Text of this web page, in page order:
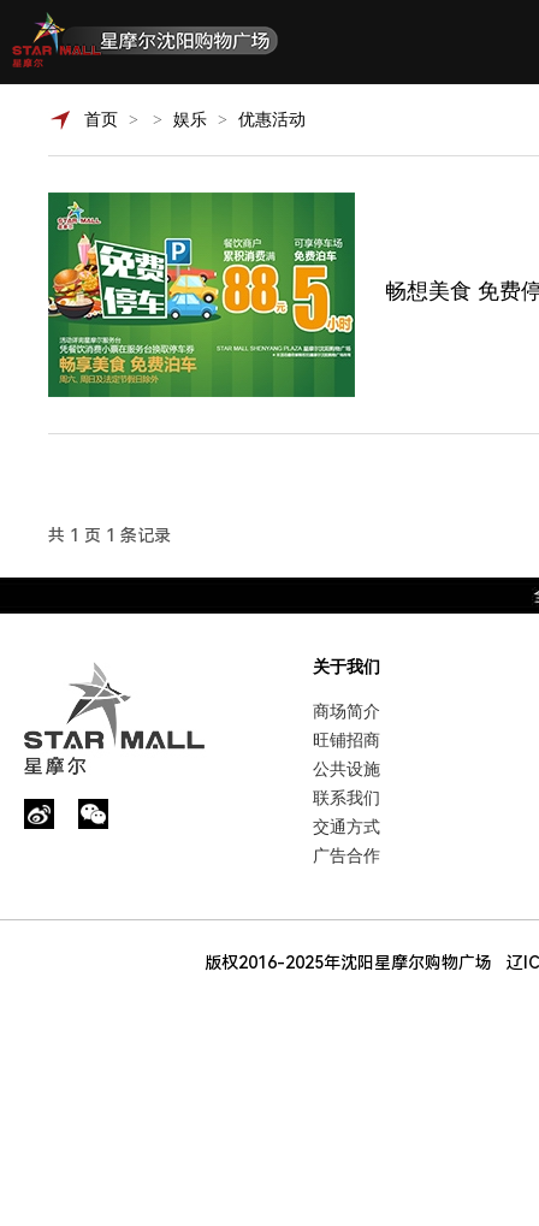
首页 > > 娱乐 > 优惠活动
畅想美食 免费
共 1 页 1 条记录
关于我们
商场简介
旺铺招商
公共设施
联系我们
交通方式
广告合作
版权2016-2025年沈阳星摩尔购物广场 辽